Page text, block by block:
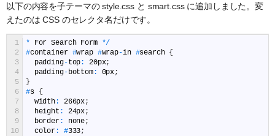
以下の内容を子テーマの style.css と smart.css に追加しました。変
えたのは CSS のセレクタ名だけです。
1
2
3
4
5
6
7
8
9
10
* For Search Form */
#container #wrap #wrap-in #search {
padding-top: 20px;
padding-bottom: 0px;
}
#s {
width: 266px;
height : 24px;
border: none;
color: #333;